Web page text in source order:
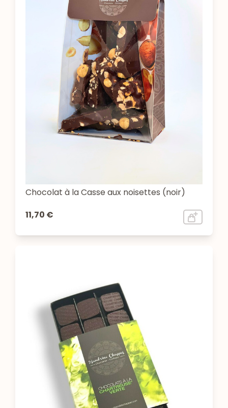
Chocolat à la Casse aux noisettes (noir)
11,70 €